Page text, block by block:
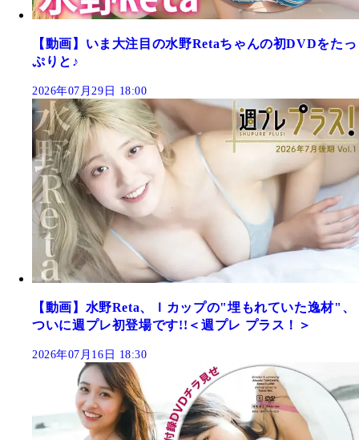
【動画】いま大注目の水野Retaちゃんの初DVDをたっ
ぷりと♪
2026年07月29日 18:00
【動画】水野Reta、Ｉカップの"埋もれていた逸材"、
ついに週プレ初登場です!!＜週プレ プラス！＞
2026年07月16日 18:30